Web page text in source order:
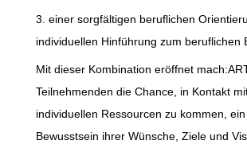
3. einer sorgfältigen beruflichen
individuellen Hinführung zum beruflichen
Mit dieser Kombination eröffnet
Teilnehmenden die Chance, in Kontakt
individuellen Ressourcen zu kommen,
Bewusstsein ihrer Wünsche, Ziele und